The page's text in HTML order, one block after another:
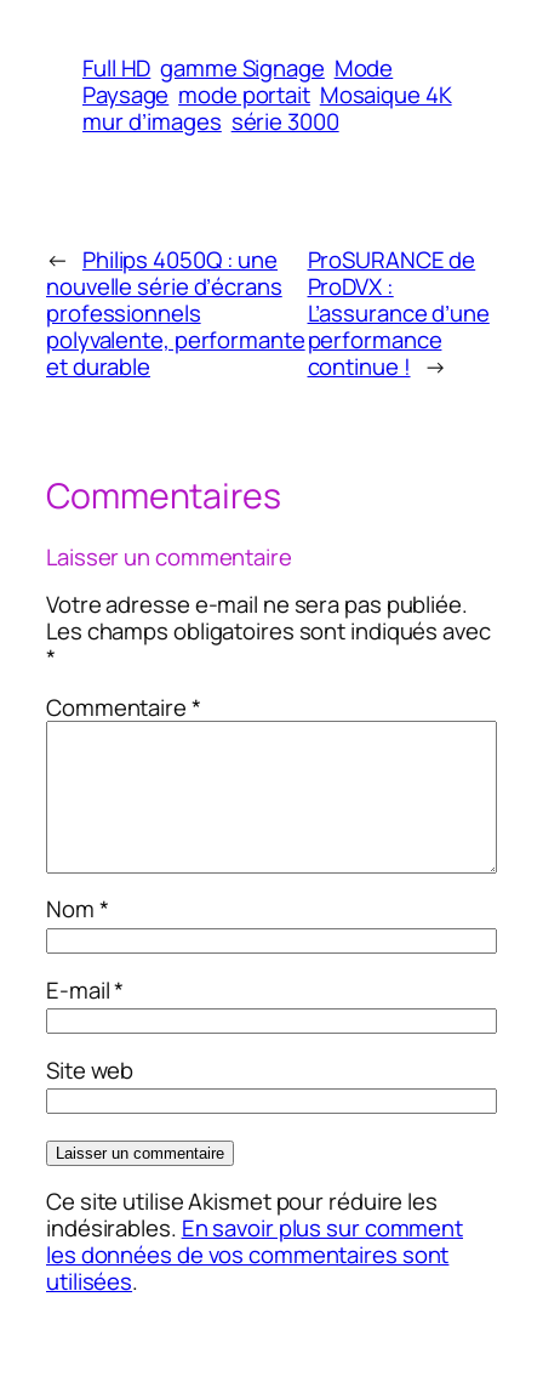
Full HD gamme Signage Mode
Paysage mode portait Mosaique 4K
mur d’images série 3000
← Philips 4050Q : une
nouvelle série d’écrans
professionnels
polyvalente, performante
et durable
ProSURANCE de
ProDVX :
L’assurance d’une
performance
continue ! →
Commentaires
Laisser un commentaire
Votre adresse e-mail ne sera pas publiée.
Les champs obligatoires sont indiqués avec
*
Commentaire*
Nom*
E-mail*
Site web
Ce site utilise Akismet pour réduire les
indésirables. En savoir plus sur comment
les données de vos commentaires sont
utilisées.